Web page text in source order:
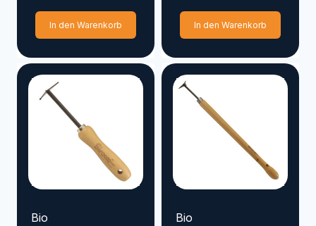
In den Warenkorb In den Warenkorb
Bio
Bio